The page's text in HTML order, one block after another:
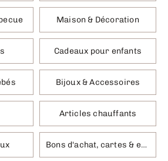
Maison & Décoration
Cadeaux pour enfants
Bijoux & Accessoires
Articles chauffants
Bons d'achat, cartes & emballages